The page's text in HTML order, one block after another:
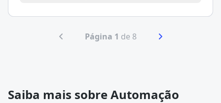
Página 1 de 8
Saiba mais sobre Automação